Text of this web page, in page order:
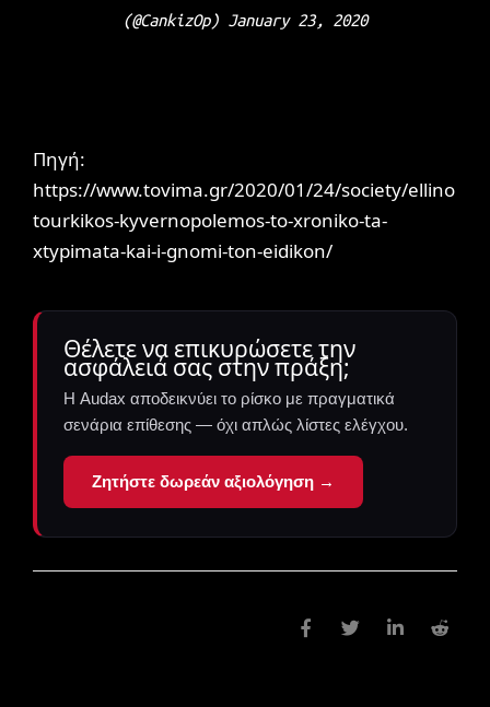
(@CankizOp) January 23, 2020
Πηγή:
https://www.tovima.gr/2020/01/24/society/ellino
tourkikos-kyvernopolemos-to-xroniko-ta-
xtypimata-kai-i-gnomi-ton-eidikon/
Θέλετε να επικυρώσετε την
ασφάλειά σας στην πράξη;
Η Audax αποδεικνύει το ρίσκο με πραγματικά
σενάρια επίθεσης — όχι απλώς λίστες ελέγχου.
Ζητήστε δωρεάν αξιολόγηση →